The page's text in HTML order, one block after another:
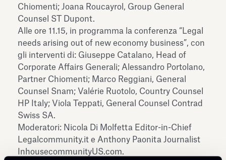
Chiomenti; Joana Roucayrol, Group General
Counsel ST Dupont.
Alle ore 11.15, in programma la conferenza “Legal
needs arising out of new economy business”, con
gli interventi di: Giuseppe Catalano, Head of
Corporate Affairs Generali; Alessandro Portolano,
Partner Chiomenti; Marco Reggiani, General
Counsel Snam; Valérie Ruotolo, Country Counsel
HP Italy; Viola Teppati, General Counsel Contrad
Swiss SA.
Moderatori: Nicola Di Molfetta Editor-in-Chief
Legalcommunity.it e Anthony Paonita Journalist
InhousecommunityUS.com.